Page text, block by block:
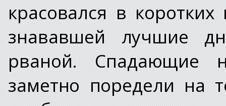
красовался в
знававшей лучшие
рваной. Спадающие
заметно поредели на